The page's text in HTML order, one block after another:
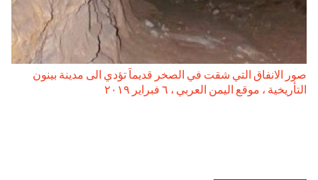
صور الانفاق التي شقت في الصخر قديماَ تؤدي الى مدينة بينون
التأريخية ، موقع اليمن العربي ، ٦ فبراير ۲۰۱۹